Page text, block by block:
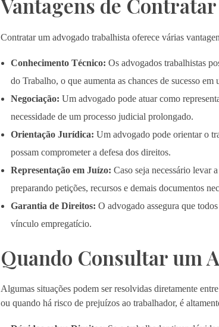
Contratar um advogado trabalhista oferece várias
Conhecimento Técnico: Os advogados trabalhistas
do Trabalho, o que aumenta as chances de sucesso em
Negociação: Um advogado pode atuar como
necessidade de um processo judicial prolongado.
Orientação Jurídica: Um advogado pode orientar o
possam comprometer a defesa dos direitos.
Representação em Juízo: Caso seja necessário levar
preparando petições, recursos e demais documentos
Garantia de Direitos: O advogado assegura que
vínculo empregatício.
Quando Consultar um
Algumas situações podem ser resolvidas diretamente
ou quando há risco de prejuízos ao trabalhador, é